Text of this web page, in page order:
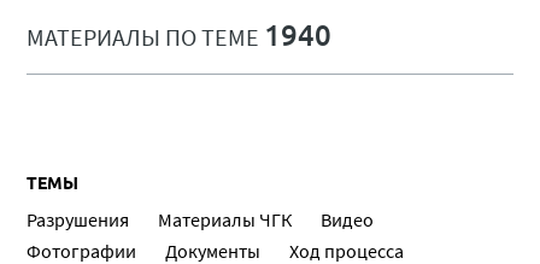
МАТЕРИАЛЫ ПО ТЕМЕ 1940
ТЕМЫ
Разрушения Материалы ЧГК
Видео
Фотографии
Документы
Ход процесса